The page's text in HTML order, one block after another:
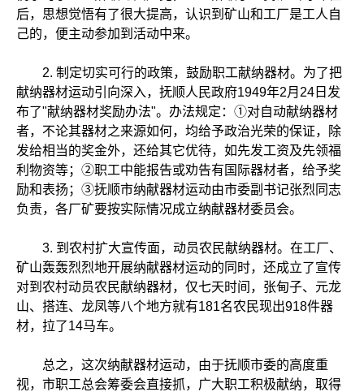
后，思想觉悟有了很大提高，认识到矿山和工厂是工人自
己的，便主动参加到活动中来。
2. 制定切实可行的政策，鼓励职工献纳器材。为了把
献纳器材运动引向深入，抚顺人民政府1949年2月24日发
布了"献纳器材奖励办法"。办法规定：①对自动献纳器材
者，不论其器材之来源如何，均给予政治光荣的保证，除
发给相当的奖金外，还给其它优待，如先发工资及先领福
利物资等；②职工中能报告或劝告有国际器材者，给予奖
励和表扬；③抚顺市纳献器材运动由市委副书记张烈同志
负责，各厂矿要按实际情况成立纳献器材委员会。
3. 到农村扩大宣传面，动员农民献纳器材。在工厂、
矿山轰轰烈烈地开展纳献器材运动的同时，还成立了宣传
对到农村动员农民献纳器材，仅七天时间，张甸子、元龙
山、搭连、龙凤等八个地方就有181名农民现出918件器
材，拉了14马车。
总之，这次纳献器材运动，由于抚顺市委的高度重
视，市职工总会筹委会直接抓，广大职工积极献纳，取得